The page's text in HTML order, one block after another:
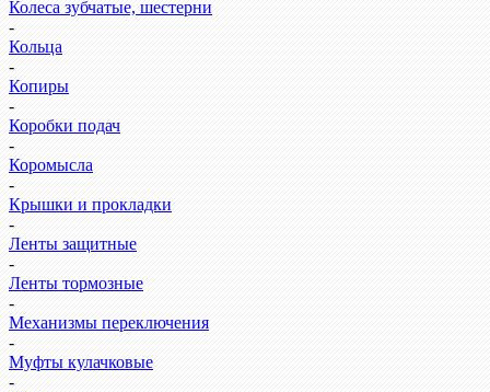
Колеса зубчатые, шестерни
-
Кольца
-
Копиры
-
Коробки подач
-
Коромысла
-
Крышки и прокладки
-
Ленты защитные
-
Ленты тормозные
-
Механизмы переключения
-
Муфты кулачковые
-